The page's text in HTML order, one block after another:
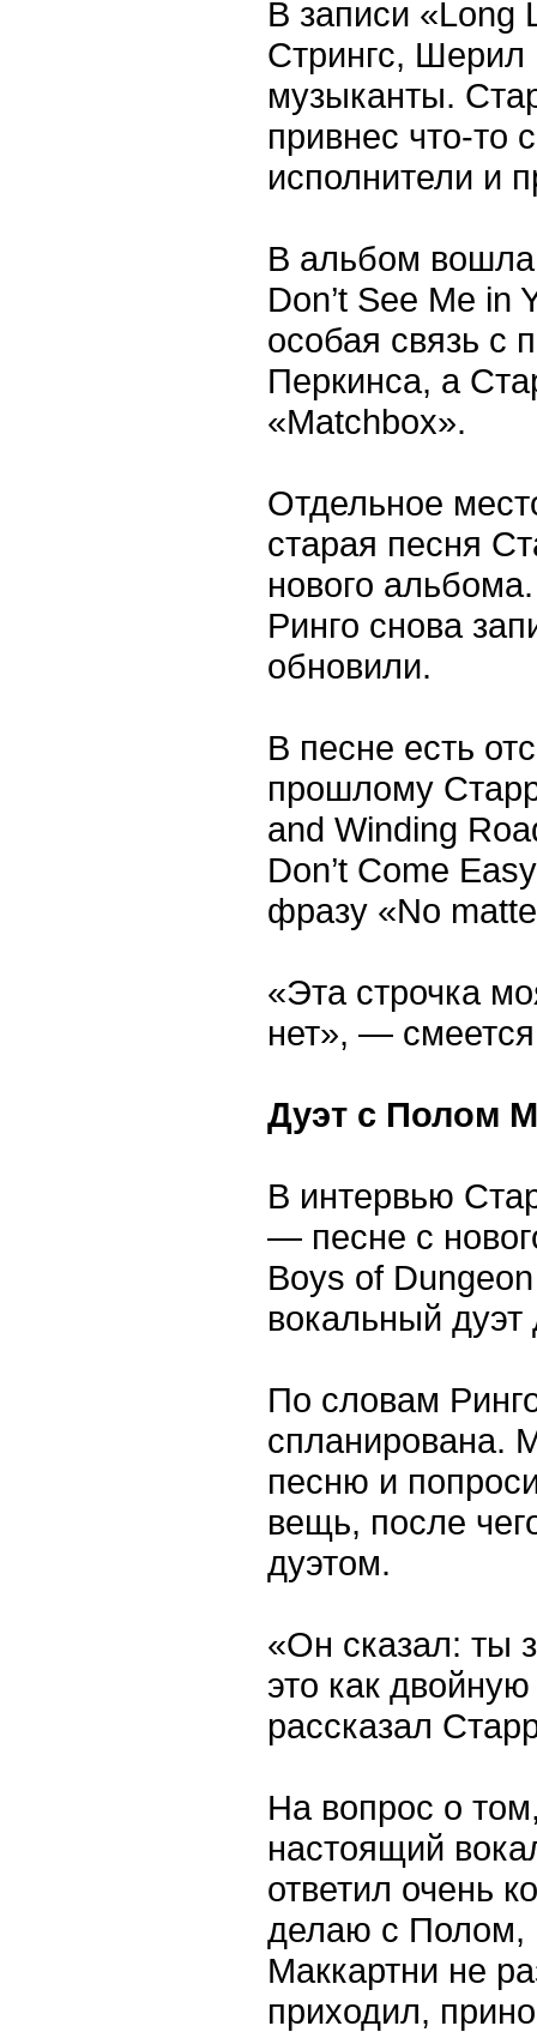
В записи «Long
Стрингс, Шерил
музыканты.
привнес что-то
исполнители и
В альбом вошла
Don’t See Me in
особая связь с
Перкинса, а
«Matchbox».
Отдельное
старая песня
нового
Ринго снова
обновили.
В песне есть
прошлому
and Winding
Don’t Come
фразу «No
«Эта строчка
нет», —
Дуэт с Полом
В интервью
— песне с
Boys of
вокальный
По словам
спланирована.
песню и
вещь, после
дуэтом.
«Он сказал: ты
это как
рассказал
На вопрос о
настоящий
ответил очень
делаю с Полом,
Маккартни не
приходил,